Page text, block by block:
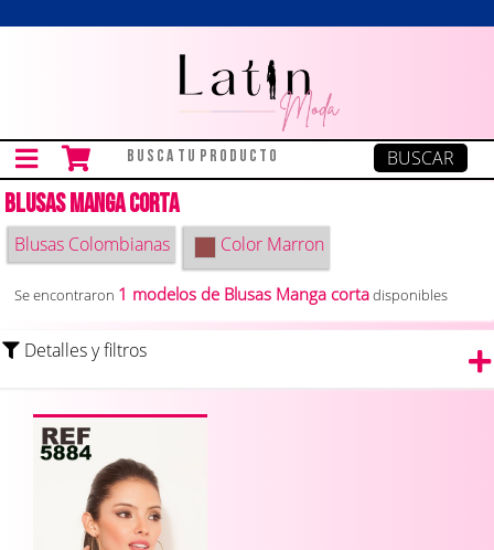
Blusas Manga corta
Blusas Colombianas Color Marron
Se encontraron 1 modelos de Blusas Manga cortadisponibles
Detalles y filtros